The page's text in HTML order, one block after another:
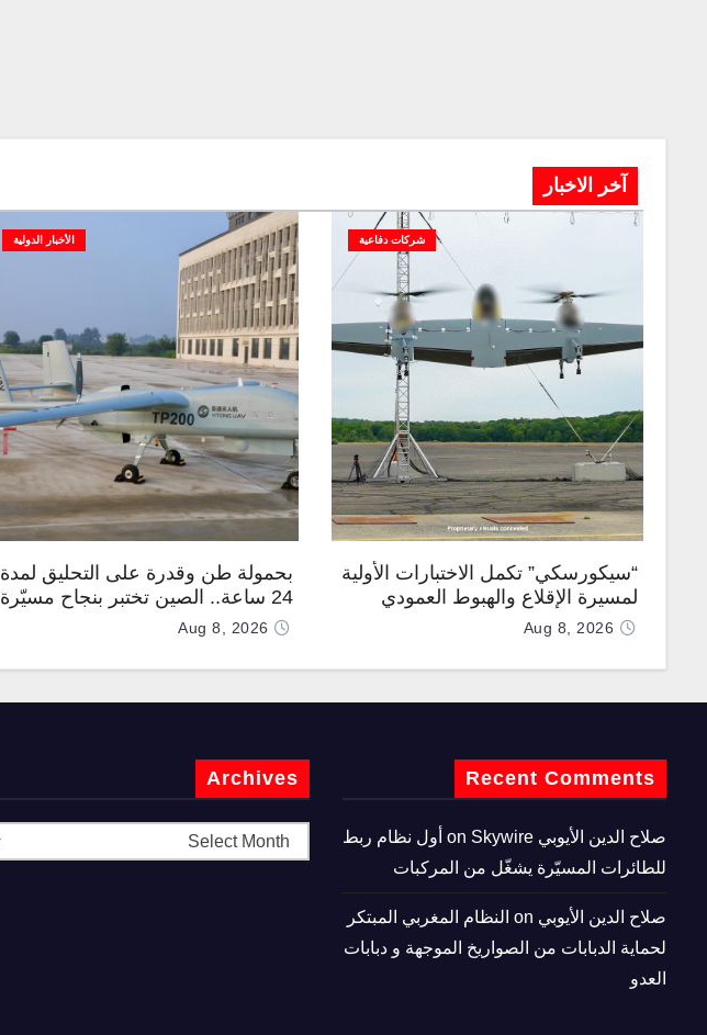
آخر الاخبار
شركات دفاعية
“سيكورسكي” تكمل الاختبارات الأولية
لمسيرة الإقلاع والهبوط العمودي
“نوماد 100”Aug 8, 2026
الأخبار الدولية
بحمولة طن وقدرة على التحليق لمدة
24 ساعة.. الصين تختبر بنجاح مسيّرة
“TP200”
Aug 8, 2026
Recent Comments
صلاح الدين الأيوبي
Skywire أول نظام ربط
للطائرات المسيّرة يشغّل من المركبات
صلاح الدين الأيوبي
النظام المغربي المبتكر
لحماية الدبابات من الصواريخ الموجهة و دبابات
العدو
Archives